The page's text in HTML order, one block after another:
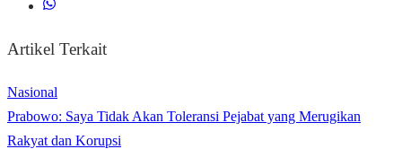
Artikel Terkait
Nasional
Prabowo: Saya Tidak Akan Toleransi Pejabat yang Merugikan
Rakyat dan Korupsi